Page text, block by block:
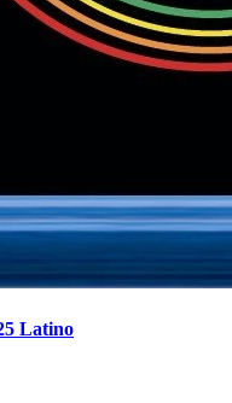
Latino